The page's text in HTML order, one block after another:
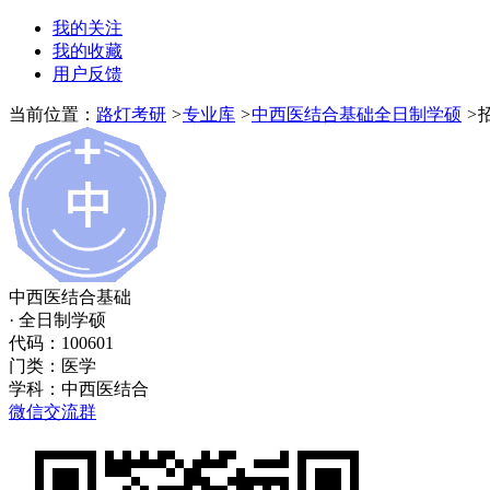
我的关注
我的收藏
用户反馈
当前位置： 路灯考研 >专业库 >中西医结合基础全日制学硕 >
中西医结合基础
· 全日制学硕
代码：100601
门类： 医学
学科： 中西医结合
微信交流群